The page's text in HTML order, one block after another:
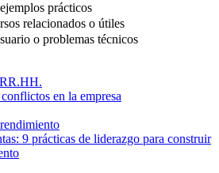
prácticos
relacionados o útiles
o problemas técnicos
en la empresa
9 prácticas de liderazgo para construir